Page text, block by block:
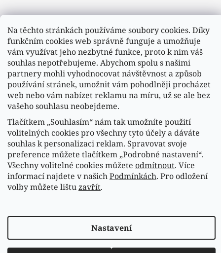
Na těchto stránkách používáme soubory cookies. Díky
funkčním cookies web správně funguje a umožňuje
vám využívat jeho nezbytné funkce, proto k nim váš
souhlas nepotřebujeme. Abychom spolu s našimi
partnery mohli vyhodnocovat návštěvnost a způsob
používání stránek, umožnit vám pohodlněji procházet
web nebo vám nabízet reklamu na míru, už se ale bez
vašeho souhlasu neobejdeme.
Tlačítkem „Souhlasím“ nám tak umožníte použití
volitelných cookies pro všechny tyto účely a dáváte
souhlas k personalizaci reklam. Spravovat svoje
preference můžete tlačítkem „Podrobné nastavení“.
Všechny volitelné cookies můžete odmítnout. Více
informací najdete v našichPodmínkách. Pro odložení
volby můžete lištuzavřít.
Nastavení
Sledovat na Instagramu
Náš FACEBOOK
Fasardi.cz. Všechna práva vyhrazena.